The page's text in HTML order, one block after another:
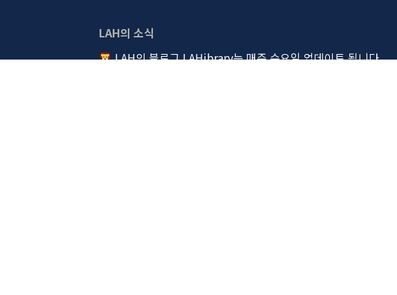
LAH의 소식
LAH의 블로그 LAHibrary는 매주 수요일 업데이트 됩니다.